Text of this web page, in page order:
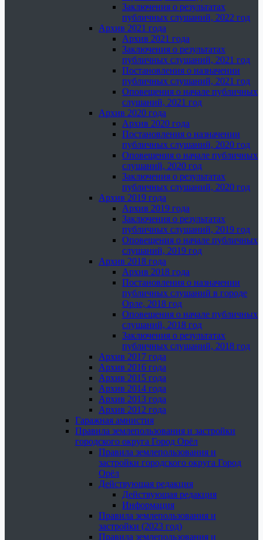
Заключения о результатах
публичных слушаний, 2022 год
Архив 2021 года
Архив 2021 года
Заключения о результатах
публичных слушаний, 2021 год
Постановления о назначении
публичных слушаний, 2021 год
Оповещения о начале публичных
слушаний, 2021 год
Архив 2020 года
Архив 2020 года
Постановления о назначении
публичных слушаний, 2020 год
Оповещения о начале публичных
слушаний, 2020 год
Заключения о результатах
публичных слушаний, 2020 год
Архив 2019 года
Архив 2019 года
Заключения о результатах
публичных слушаний, 2019 год
Оповещения о начале публичных
слушаний, 2019 год
Архив 2018 года
Архив 2018 года
Постановления о назначении
публичных слушаний в городе
Орле, 2018 год
Оповещения о начале публичных
слушаний, 2018 год
Заключения о результатах
публичных слушаний, 2018 год
Архив 2017 года
Архив 2016 года
Архив 2015 года
Архив 2014 года
Архив 2013 года
Архив 2012 года
Гаражная амнистия
Правила землепользования и застройки
городского округа Город Орёл
Правила землепользования и
застройки городского округа Город
Орёл
Действующая редакция
Действующая редакция
Информация
Правила землепользования и
застройки (2023 год)
Правила землепользования и